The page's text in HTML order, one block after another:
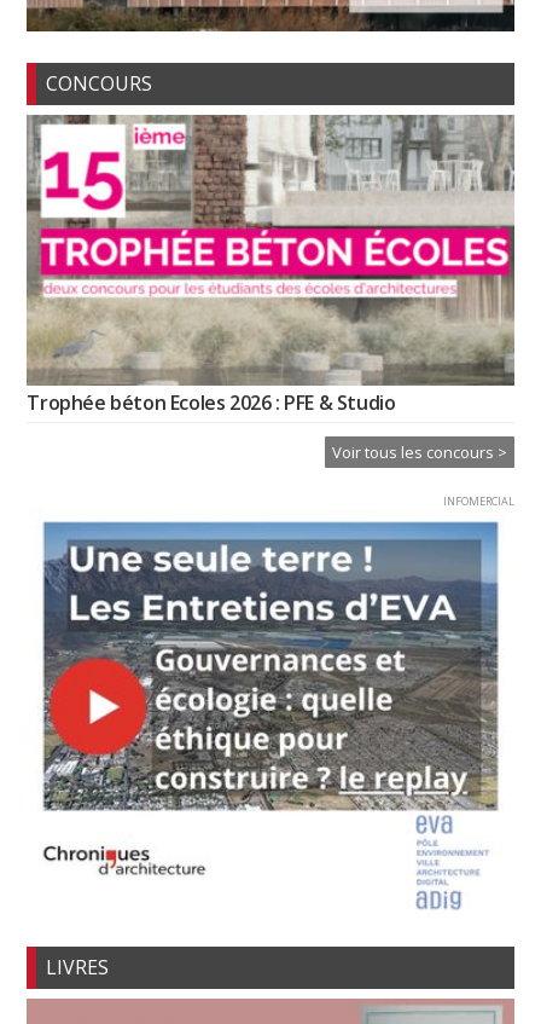
CONCOURS
Trophée béton Ecoles 2026 : PFE & Studio
Voir tous les concours >
INFOMERCIAL
LIVRES